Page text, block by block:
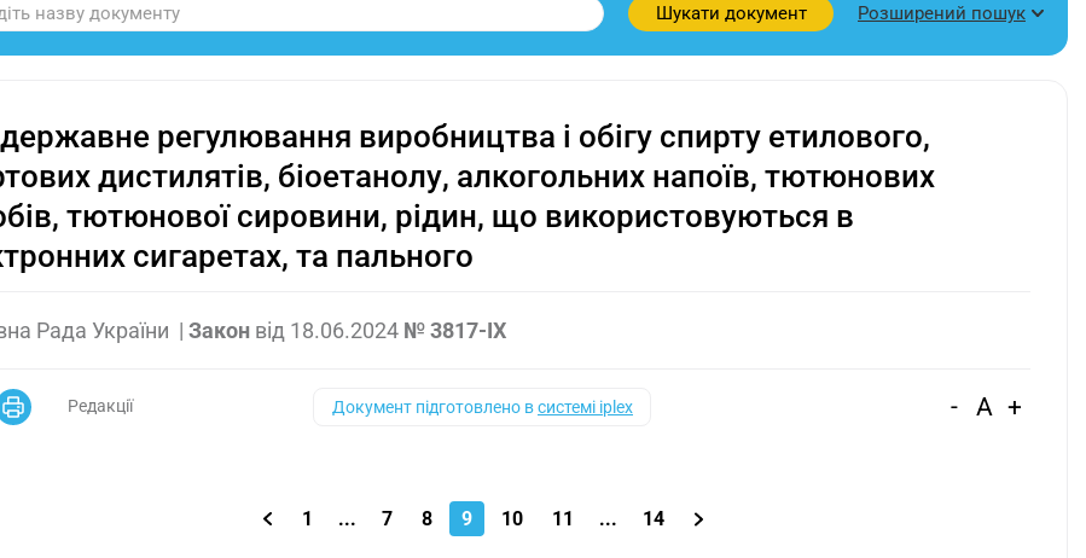
Шукати документ Розширений пошук
регулювання виробництва і обігу спирту етилового,
дистилятів, біоетанолу, алкогольних напоїв, тютюнових
тютюнової сировини, рідин, що використовуються в
сигаретах, та пального
Рада України | Закон від 18.06.2024 № 3817-IX
Редакції Документ підготовлено всистемі iplex - A +
1 ... 7 8 9 10 11 ... 14